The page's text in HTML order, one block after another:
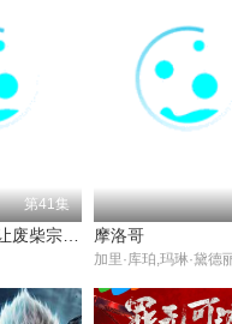
第41集
摩洛哥